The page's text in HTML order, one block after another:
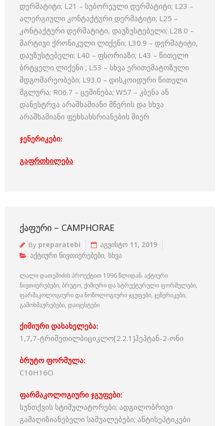
დერმატიტი; L21 – სებორეული დერმატიტი; L23 –
ალერგიული კონტაქტური დერმატიტი; L25 –
კონტაქტური დერმატიტი, დაუზუსტებელი; L28.0 –
მარტივი ქრონიკული ლიქენი; L30.9 – დერმატიტი,
დაუზუსტებელი; L40 – ფსორიაზი; L43 – წითელი
ბრტყელი ლიქენი ; L53 – სხვა ერითემატოზული
მდგომარეობები; L93.0 – დისკოიდური წითელი
მგლურა; R06.7 – ცემინება; W57 – კბენა ან
დანესტრვა არაშხამიანი მწერის და სხვა
არაშხამიანი ფეხსახსრიანების მიერ
ჯენერიკები:
გაფრთხილება
ᲥᲐᲤᲣᲠᲘ – CAMPHORAE
By preparatebi
აგვისტო 11, 2019
აქტიური ნივთიერებები, სხვა
ლალი დათეშიძის პროექტით 1996 წლიდან. აქტიური
ნივთიერებები, ბრუტო, ქიმიური და სტრუქტურული ფორმულები,
ფარმაკოლოგიური და ნოზოლოგიური ჯგუფები, ჯენერიკები,
გამოხმაურებები, დაიჯესტები
ქიმიური დასახელება:
1,7,7-ტრიმეთილბიციკლო[2.2.1]ჰეპტან-2-ონი
ბრუტო ფორმულა:
C10H16O
ფარმაკოლოგიური ჯგუფები:
სუნთქვის სტიმულატორები; ადგილობრივი
გამაღიზიანებელი საშუალებები; ანტისეპტიკები